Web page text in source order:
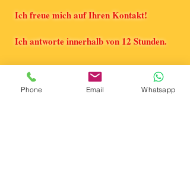
Ich freue mich auf Ihren Kontakt!
Ich antworte innerhalb von 12 Stunden.
Phone Email Whatsapp